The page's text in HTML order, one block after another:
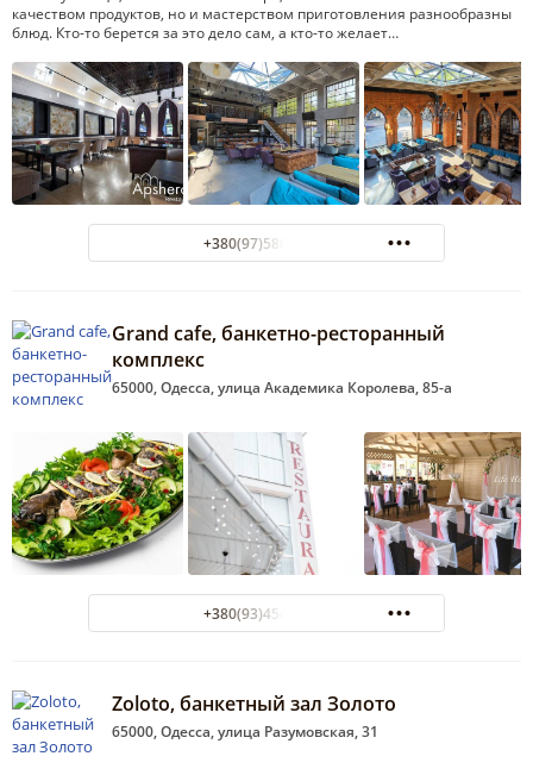
качеством продуктов, но и мастерством приготовления разнообразны
блюд. Кто-то берется за это дело сам, а кто-то желает…
+380(97)580-77-55
Grand cafe, банкетно-ресторанный
комплекс
65000, Одесса, улица Академика Королева, 85-а
+380(93)454-96-01
Zoloto, банкетный зал Золото
65000, Одесса, улица Разумовская, 31